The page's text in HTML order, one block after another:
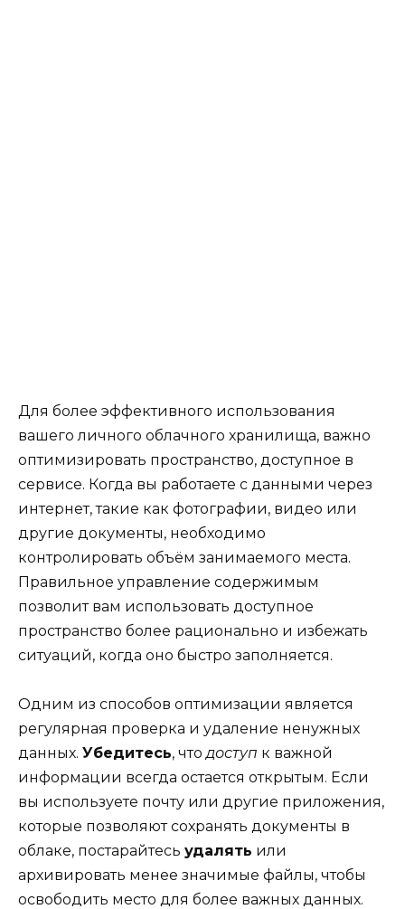
Для более эффективного использования
вашего личного облачного хранилища, важно
оптимизировать пространство, доступное в
сервисе. Когда вы работаете с данными через
интернет, такие как фотографии, видео или
другие документы, необходимо
контролировать объём занимаемого места.
Правильное управление содержимым
позволит вам использовать доступное
пространство более рационально и избежать
ситуаций, когда оно быстро заполняется.
Одним из способов оптимизации является
регулярная проверка и удаление ненужных
данных. Убедитесь, чтодоступ к важной
информации всегда остается открытым. Если
вы используете почту или другие приложения,
которые позволяют сохранять документы в
облаке, постарайтесь удалять или
архивировать менее значимые файлы, чтобы
освободить место для более важных данных.